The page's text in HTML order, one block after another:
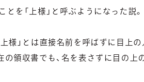
とを「上様」と呼ぶようになった説
様」とは直接名前を呼ばずに目上
の領収書でも、名を表さずに目の上